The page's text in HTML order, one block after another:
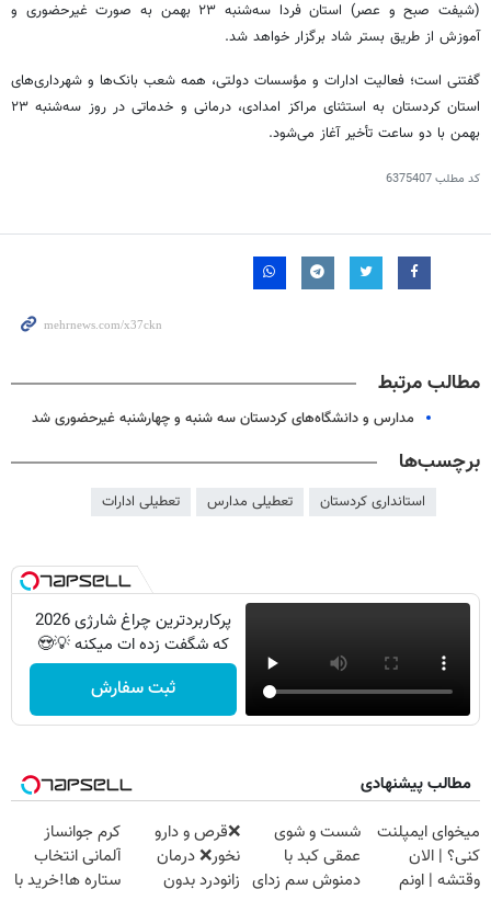
(شیفت صبح و عصر) استان فردا سه‌شنبه ۲۳ بهمن به صورت غیرحضوری و
آموزش از طریق بستر شاد برگزار خواهد شد.
گفتنی است؛ فعالیت ادارات و مؤسسات دولتی، همه شعب بانک‌ها و شهرداری‌های
استان کردستان به استثنای مراکز امدادی، درمانی و خدماتی در روز سه‌شنبه ۲۳
بهمن با دو ساعت تأخیر آغاز می‌شود.
کد مطلب6375407
مطالب مرتبط
مدارس و دانشگاه‌های کردستان سه شنبه و چهارشنبه غیرحضوری شد
برچسب‌ها
استانداری کردستان تعطیلی مدارس تعطیلی ادارات
پرکاربردترین چراغ شارژی 2026
که شگفت زده ات میکنه 💡😍
ثبت سفارش
مطالب پیشنهادی
میخوای ایمپلنت
کنی؟ | الان
وقتشه | اونم
شست و شوی
عمقی کبد با
دمنوش سم زدای
❌قرص‌ و دارو
نخور❌ درمان
زانودرد بدون
کرم جوانساز
آلمانی انتخاب
ستاره ها!خرید با